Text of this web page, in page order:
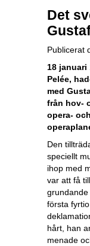
Det
Publicerat
18
Pelée,
med
från hov-
opera-
Den
speciellt
ihop med
var att få
första
hårt, han
menade